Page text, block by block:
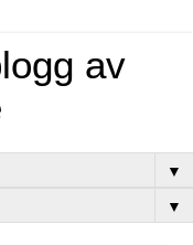
av
▼
▼